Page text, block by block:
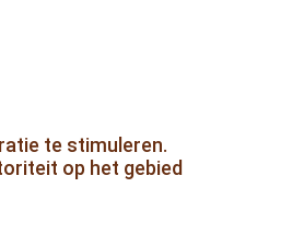
te stimuleren.
op het gebied